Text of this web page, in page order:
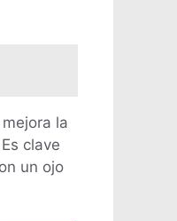
la
clave
un ojo